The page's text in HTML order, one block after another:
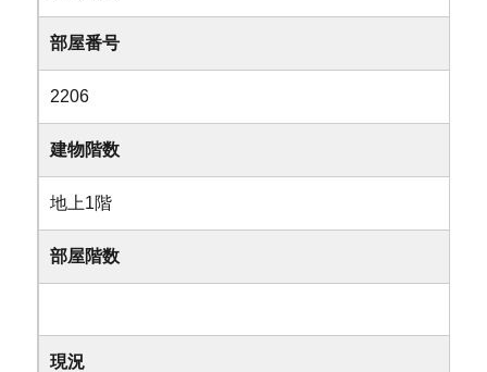
部屋番号
2206
建物階数
地上1階
部屋階数
現況